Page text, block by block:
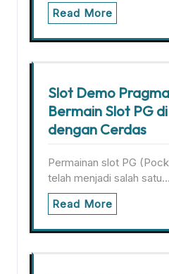
Read More
Slot Demo
Bermain Slot PG
dengan Cerdas
Permainan slot PG
telah menjadi salah satu…
Read More